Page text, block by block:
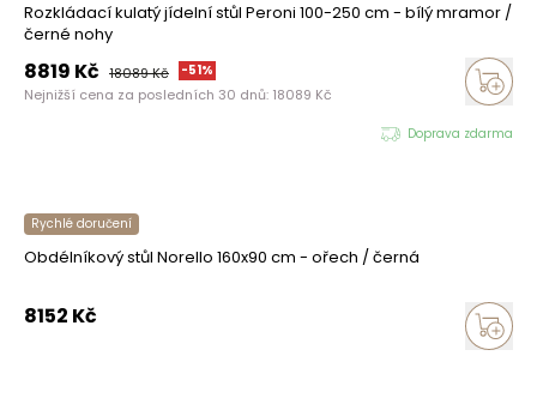
Rozkládací kulatý jídelní stůl Peroni 100-250 cm - bílý mramor /
černé nohy
8819 Kč 18089Kč -51%
Nejnižší cena za posledních 30 dnů: 18089 Kč
Doprava zdarma
Rychlé doručení
Obdélníkový stůl Norello 160x90 cm - ořech / černá
8152 Kč